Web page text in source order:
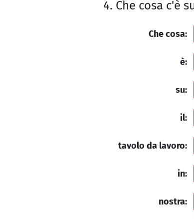
4. Che cosa c'è
Che cosa:
è:
su:
il:
tavolo da lavoro:
in:
nostra: